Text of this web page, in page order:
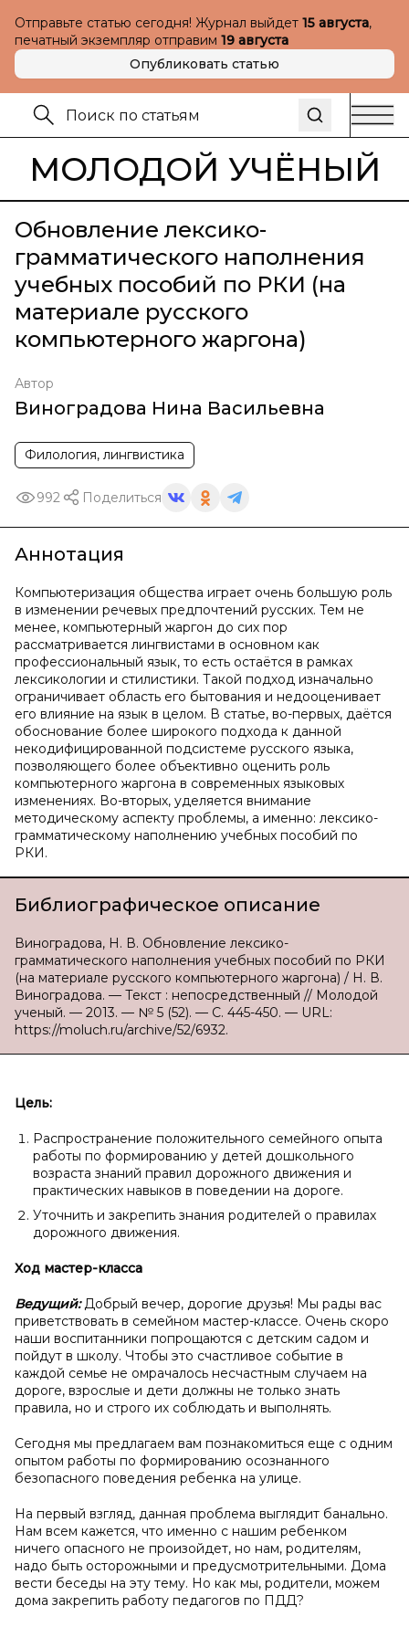
Отправьте статью сегодня! Журнал выйдет 15 августа,
печатный экземпляр отправим 19 августа
Опубликовать статью
МОЛОДОЙ УЧЁНЫЙ
Обновление лексико-
грамматического наполнения
учебных пособий по РКИ (на
материале русского
компьютерного жаргона)
Автор
Виноградова Нина Васильевна
Филология, лингвистика
992 Поделиться
Аннотация
Компьютеризация общества играет очень большую роль
в изменении речевых предпочтений русских. Тем не
менее, компьютерный жаргон до сих пор
рассматривается лингвистами в основном как
профессиональный язык, то есть остаётся в рамках
лексикологии и стилистики. Такой подход изначально
ограничивает область его бытования и недооценивает
его влияние на язык в целом. В статье, во-первых, даётся
обоснование более широкого подхода к данной
некодифицированной подсистеме русского языка,
позволяющего более объективно оценить роль
компьютерного жаргона в современных языковых
изменениях. Во-вторых, уделяется внимание
методическому аспекту проблемы, а именно: лексико-
грамматическому наполнению учебных пособий по
РКИ.
Библиографическое описание
Виноградова, Н. В. Обновление лексико-
грамматического наполнения учебных пособий по РКИ
(на материале русского компьютерного жаргона) / Н. В.
Виноградова. — Текст : непосредственный // Молодой
ученый. — 2013. — № 5 (52). — С. 445-450. — URL:
https://moluch.ru/archive/52/6932.
Цель:
Распространение положительного семейного опыта
работы по формированию у детей дошкольного
возраста знаний правил дорожного движения и
практических навыков в поведении на дороге.
Уточнить и закрепить знания родителей о правилах
дорожного движения.
Ход мастер-класса
Ведущий:Добрый вечер, дорогие друзья! Мы рады вас
приветствовать в семейном мастер-классе. Очень скоро
наши воспитанники попрощаются с детским садом и
пойдут в школу. Чтобы это счастливое событие в
каждой семье не омрачалось несчастным случаем на
дороге, взрослые и дети должны не только знать
правила, но и строго их соблюдать и выполнять.
Сегодня мы предлагаем вам познакомиться еще с одним
опытом работы по формированию осознанного
безопасного поведения ребенка на улице.
На первый взгляд, данная проблема выглядит банально.
Нам всем кажется, что именно с нашим ребенком
ничего опасного не произойдет, но нам, родителям,
надо быть осторожными и предусмотрительными. Дома
вести беседы на эту тему. Но как мы, родители, можем
дома закрепить работу педагогов по ПДД?